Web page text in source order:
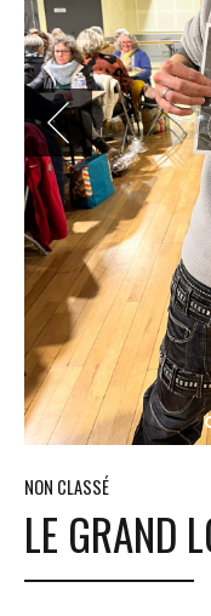
NON CLASSÉ
LE GRAND